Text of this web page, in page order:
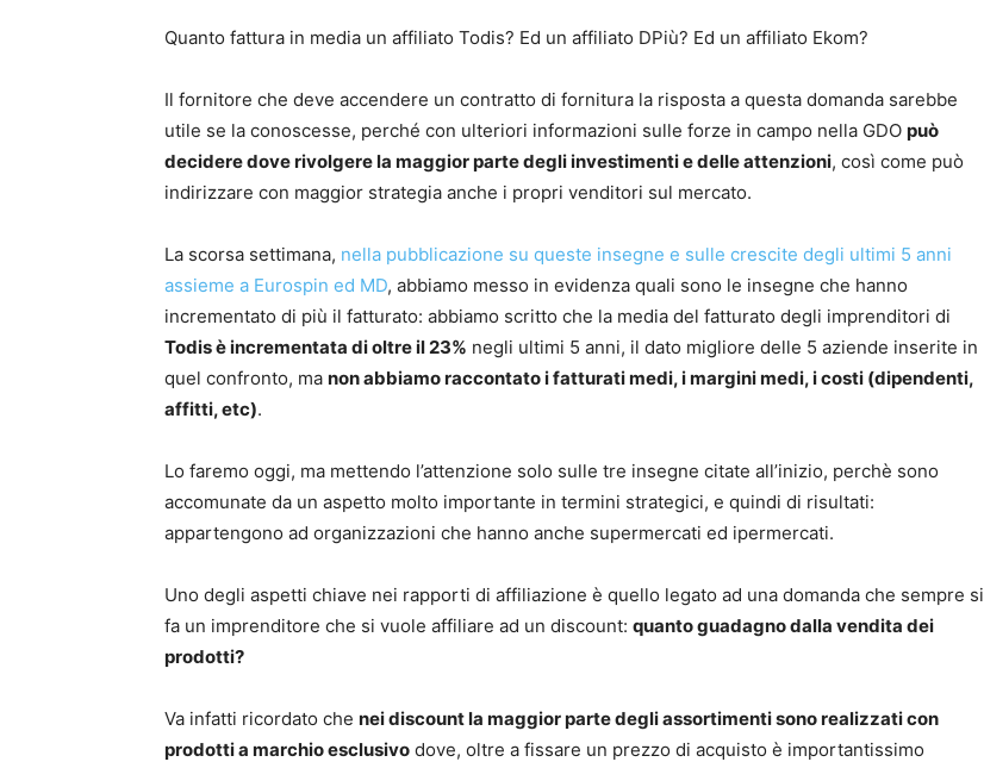
Quanto fattura in media un affiliato Todis? Ed un affiliato DPiù? Ed un affiliato Ekom?
Il fornitore che deve accendere un contratto di fornitura la risposta a questa domanda sarebbe
utile se la conoscesse, perché con ulteriori informazioni sulle forze in campo nella GDO può
decidere dove rivolgere la maggior parte degli investimenti e delle attenzioni, così come può
indirizzare con maggior strategia anche i propri venditori sul mercato.
La scorsa settimana, nella pubblicazione su queste insegne e sulle crescite degli ultimi 5 anni
assieme a Eurospin ed MD, abbiamo messo in evidenza quali sono le insegne che hanno
incrementato di più il fatturato: abbiamo scritto che la media del fatturato degli imprenditori di
Todis è incrementata di oltre il 23% negli ultimi 5 anni, il dato migliore delle 5 aziende inserite in
quel confronto, ma non abbiamo raccontato i fatturati medi, i margini medi, i costi (dipendenti,
affitti, etc).
Lo faremo oggi, ma mettendo l’attenzione solo sulle tre insegne citate all’inizio, perchè sono
accomunate da un aspetto molto importante in termini strategici, e quindi di risultati:
appartengono ad organizzazioni che hanno anche supermercati ed ipermercati.
Uno degli aspetti chiave nei rapporti di affiliazione è quello legato ad una domanda che sempre si
fa un imprenditore che si vuole affiliare ad un discount: quanto guadagno dalla vendita dei
prodotti?
Va infatti ricordato che nei discount la maggior parte degli assortimenti sono realizzati con
prodotti a marchio esclusivo dove, oltre a fissare un prezzo di acquisto è importantissimo